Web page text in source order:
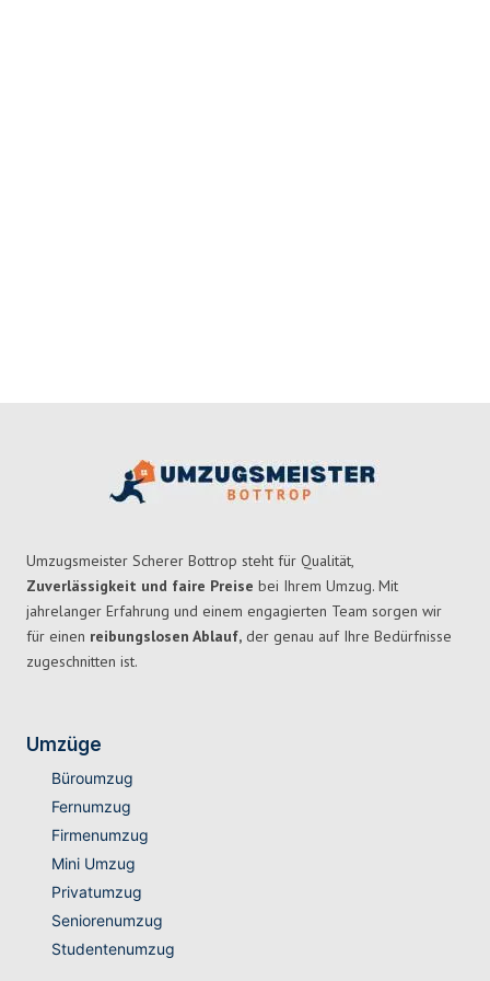
Umzugsmeister Scherer Bottrop steht für Qualität,
Zuverlässigkeit und faire Preise bei Ihrem Umzug. Mit
jahrelanger Erfahrung und einem engagierten Team sorgen wir
für einen reibungslosen Ablauf, der genau auf Ihre Bedürfnisse
zugeschnitten ist.
Umzüge
Büroumzug
Fernumzug
Firmenumzug
Mini Umzug
Privatumzug
Seniorenumzug
Studentenumzug